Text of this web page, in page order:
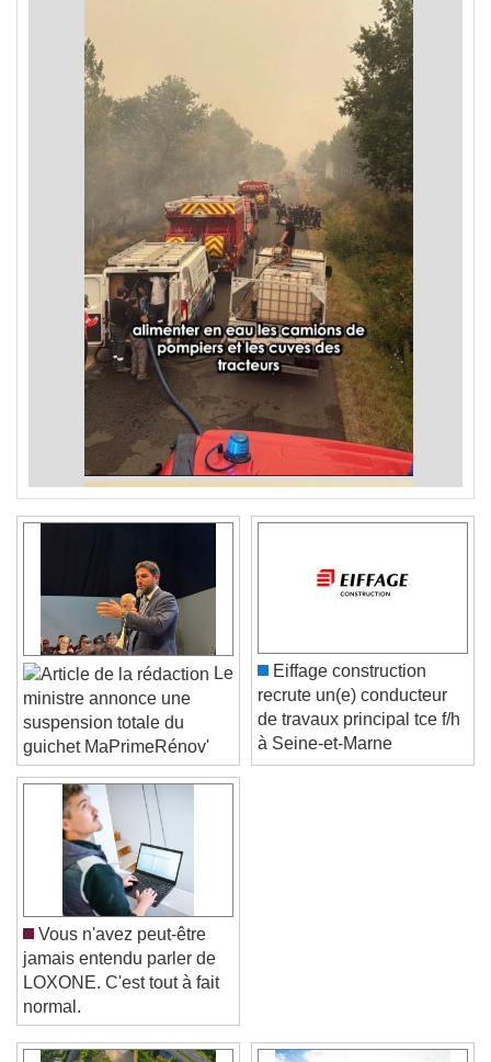
Le
ministre annonce une
suspension totale du
guichet MaPrimeRénov'
Eiffage construction
recrute un(e) conducteur
de travaux principal tce f/h
à Seine-et-Marne
Vous n'avez peut-être
jamais entendu parler de
LOXONE. C'est tout à fait
normal.